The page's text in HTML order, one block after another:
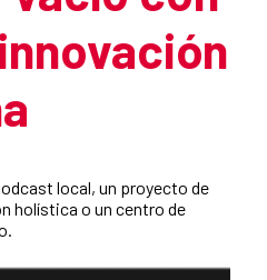
local, un proyecto de
holística o un centro de